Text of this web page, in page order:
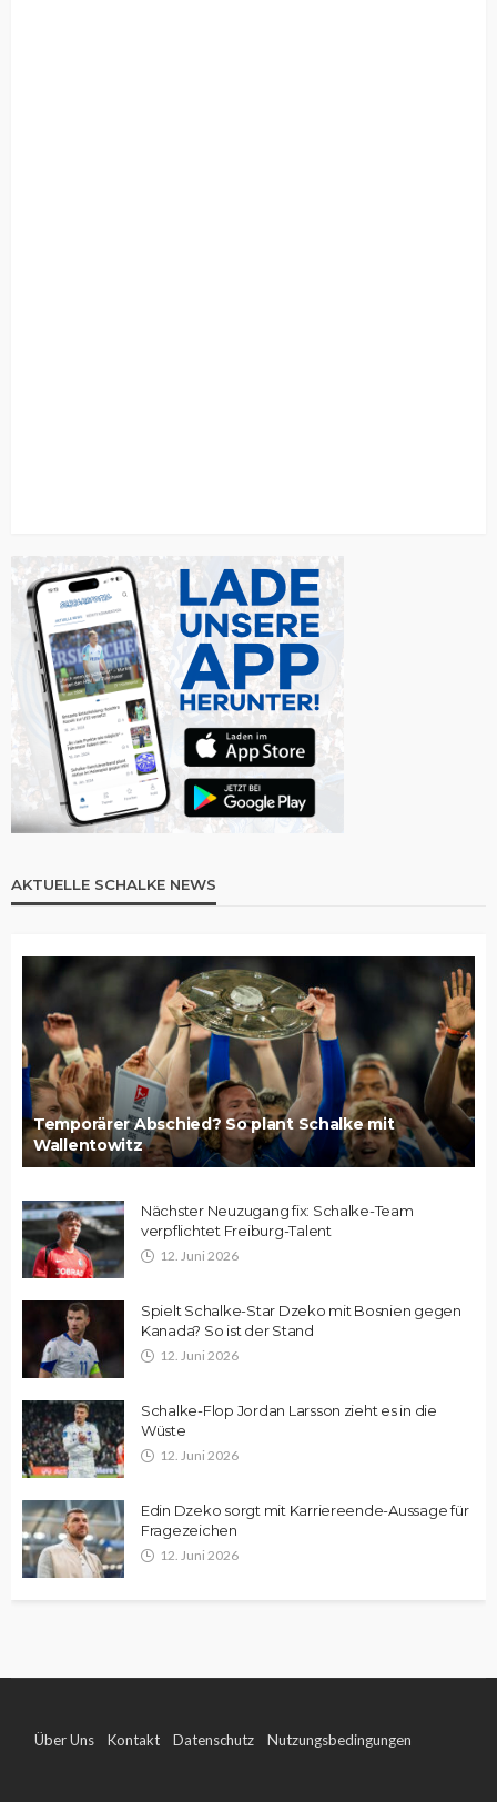
AKTUELLE SCHALKE NEWS
Temporärer Abschied? So plant Schalke mit
Wallentowitz
Nächster Neuzugang fix: Schalke-Team
verpflichtet Freiburg-Talent
12. Juni 2026
Spielt Schalke-Star Dzeko mit Bosnien gegen
Kanada? So ist der Stand
12. Juni 2026
Schalke-Flop Jordan Larsson zieht es in die
Wüste
12. Juni 2026
Edin Dzeko sorgt mit Karriereende-Aussage für
Fragezeichen
12. Juni 2026
Über Uns Kontakt Datenschutz Nutzungsbedingungen